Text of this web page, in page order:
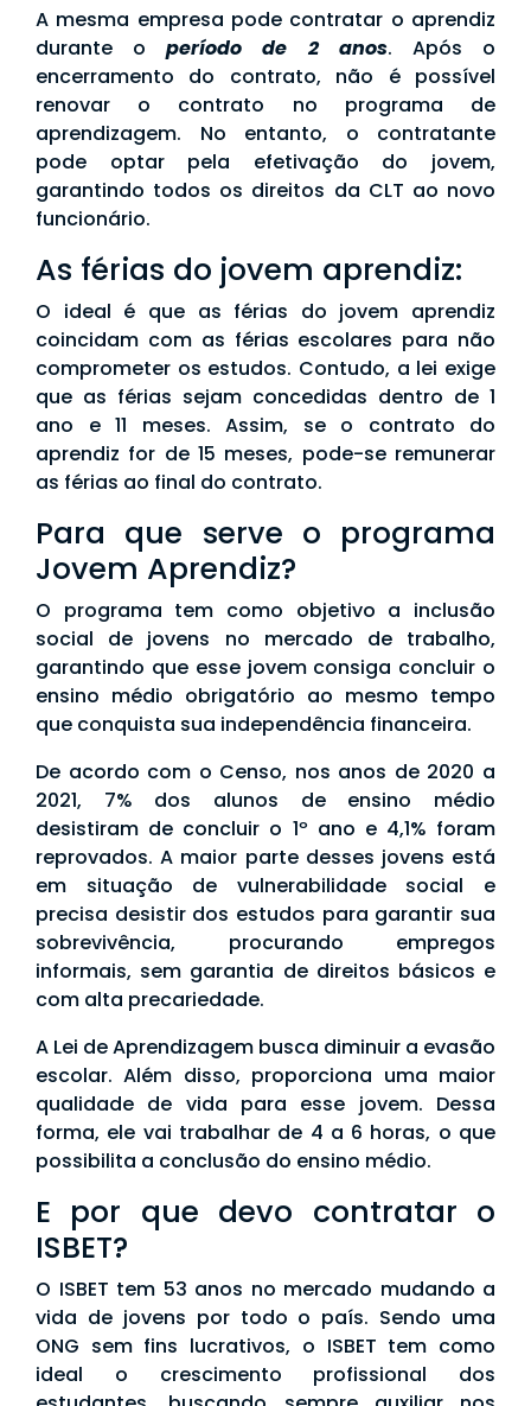
A mesma empresa pode contratar o aprendiz
durante operíodo de 2 anos. Após o
encerramento do contrato, não é possível
renovar o contrato no programa de
aprendizagem. No entanto, o contratante
pode optar pela efetivação do jovem,
garantindo todos os direitos da CLT ao novo
funcionário.
As férias do jovem aprendiz:
O ideal é que as férias do jovem aprendiz
coincidam com as férias escolares para não
comprometer os estudos. Contudo, a lei exige
que as férias sejam concedidas dentro de 1
ano e 11 meses. Assim, se o contrato do
aprendiz for de 15 meses, pode-se remunerar
as férias ao final do contrato.
Para que serve o programa
Jovem Aprendiz?
O programa tem como objetivo a inclusão
social de jovens no mercado de trabalho,
garantindo que esse jovem consiga concluir o
ensino médio obrigatório ao mesmo tempo
que conquista sua independência financeira.
De acordo com o Censo, nos anos de 2020 a
2021, 7% dos alunos de ensino médio
desistiram de concluir o 1º ano e 4,1% foram
reprovados. A maior parte desses jovens está
em situação de vulnerabilidade social e
precisa desistir dos estudos para garantir sua
sobrevivência, procurando empregos
informais, sem garantia de direitos básicos e
com alta precariedade.
A Lei de Aprendizagem busca diminuir a evasão
escolar. Além disso, proporciona uma maior
qualidade de vida para esse jovem. Dessa
forma, ele vai trabalhar de 4 a 6 horas, o que
possibilita a conclusão do ensino médio.
E por que devo contratar o
ISBET?
O ISBET tem 53 anos no mercado mudando a
vida de jovens por todo o país. Sendo uma
ONG sem fins lucrativos, o ISBET tem como
ideal o crescimento profissional dos